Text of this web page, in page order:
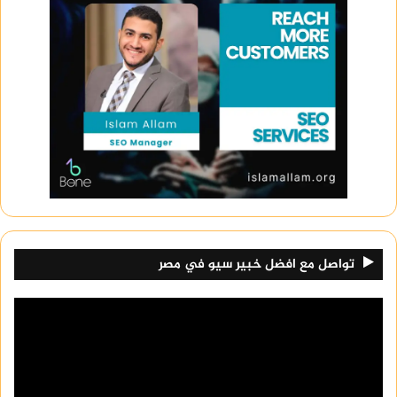
تعرف علىdigital transformation consultant resume
العلاقة بين الكتالوج والهوية البصرية
عندما يتم تنفيذتصميم كتالوجوفقًا للهوية البصرية،
يصبح الكتالوج جزءًا من تجربة العلامة التجارية، وليس
مجرد ملف تعريفي. هذا التناسق يعزز من ثقة العميل
ويزيد من تأثير الرسالة التسويقية.
كيف يؤثر الكتالوج على قرار الشراء؟
الكتالوج المصمم بشكل احترافي يساعد العميل على
فهم المنتجات والخدمات بسهولة، ويعكس مدى اهتمام
تواصل مع افضل خبير سيو في مصر